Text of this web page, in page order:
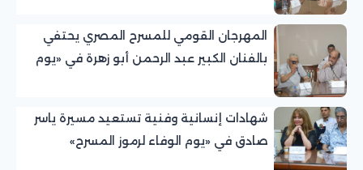
المهرجان القومي للمسرح المصري يحتفي
بالفنان الكبير عبد الرحمن أبو زهرة في «يوم
شهادات إنسانية وفنية تستعيد مسيرة ياسر
صادق في «يوم الوفاء لرموز المسرح»